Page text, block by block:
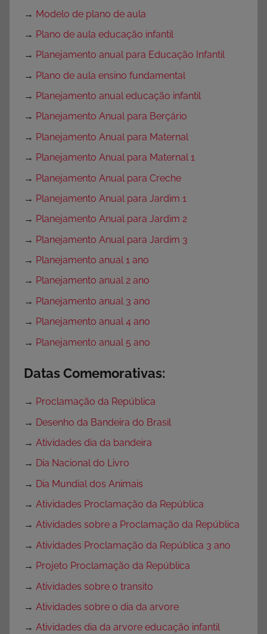
→ Modelo de plano de aula
→ Plano de aula educação infantil
→ Planejamento anual para Educação Infantil
→ Plano de aula ensino fundamental
→ Planejamento anual educação infantil
→ Planejamento Anual para Berçário
→ Planejamento Anual para Maternal
→ Planejamento Anual para Maternal 1
→ Planejamento Anual para Creche
→ Planejamento Anual para Jardim 1
→ Planejamento Anual para Jardim 2
→ Planejamento Anual para Jardim 3
→ Planejamento anual 1 ano
→ Planejamento anual 2 ano
→ Planejamento anual 3 ano
→ Planejamento anual 4 ano
→ Planejamento anual 5 ano
Datas Comemorativas:
→ Proclamação da República
→ Desenho da Bandeira do Brasil
→ Atividades dia da bandeira
→ Dia Nacional do Livro
→ Dia Mundial dos Animais
→ Atividades Proclamação da República
→ Atividades sobre a Proclamação da República
→ Atividades Proclamação da República 3 ano
→ Projeto Proclamação da República
→ Atividades sobre o transito
→ Atividades sobre o dia da arvore
→ Atividades dia da arvore educação infantil